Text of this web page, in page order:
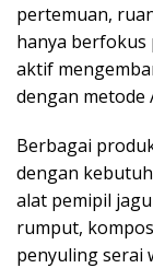
pertemuan,
hanya berfokus
aktif
dengan metode
Berbagai
dengan
alat pemipil
rumput,
penyuling serai